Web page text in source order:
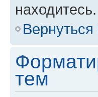
находитесь.
Вернуться
тем